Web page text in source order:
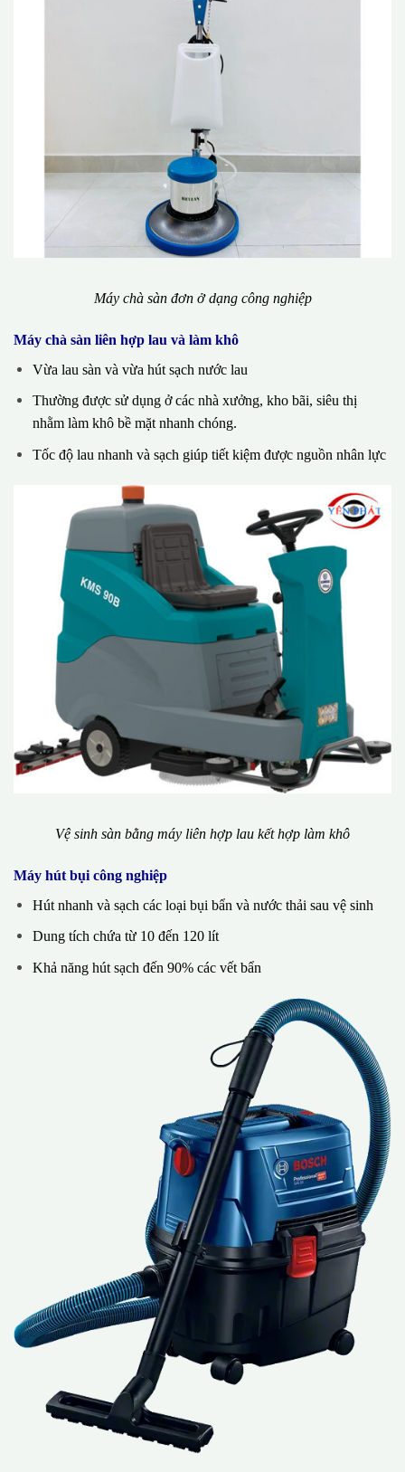
Máy chà sàn đơn ở dạng công nghiệp
Máy chà sàn liên hợp lau và làm khô
Vừa lau sàn và vừa hút sạch nước lau
Thường được sử dụng ở các nhà xưởng, kho bãi, siêu thị
nhằm làm khô bề mặt nhanh chóng.
Tốc độ lau nhanh và sạch giúp tiết kiệm được nguồn nhân lực
Vệ sinh sàn bằng máy liên hợp lau kết hợp làm khô
Máy hút bụi công nghiệp
Hút nhanh và sạch các loại bụi bẩn và nước thải sau vệ sinh
Dung tích chứa từ 10 đến 120 lít
Khả năng hút sạch đến 90% các vết bẩn